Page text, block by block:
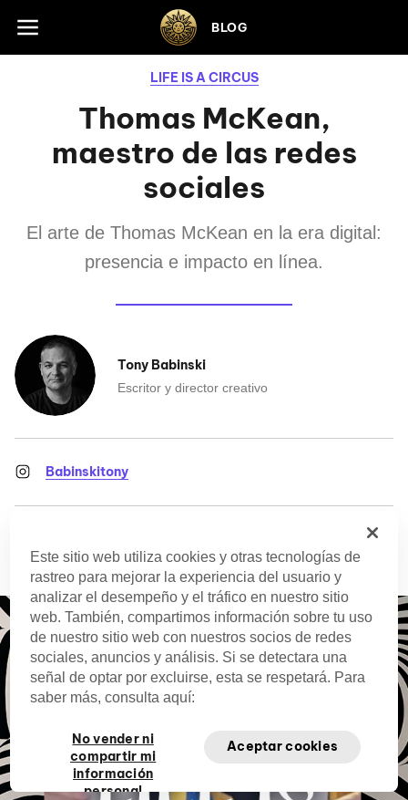
Skip to footer BLOG
LIFE IS A CIRCUS
Thomas McKean,
maestro de las redes
sociales
El arte de Thomas McKean en la era digital:
presencia e impacto en línea.
Tony Babinski
Escritor y director creativo
Babinskitony
Este sitio web utiliza cookies y otras tecnologías de
rastreo para mejorar la experiencia del usuario y
analizar el desempeño y el tráfico en nuestro sitio
web. También, compartimos información sobre tu uso
de nuestro sitio web con nuestros socios de redes
sociales, anuncios y análisis. Si se detectara una
señal de optar por excluirse, esta se respetará. Para
saber más, consulta aquí:
No vender ni
compartir mi
información
personal
Aceptar cookies